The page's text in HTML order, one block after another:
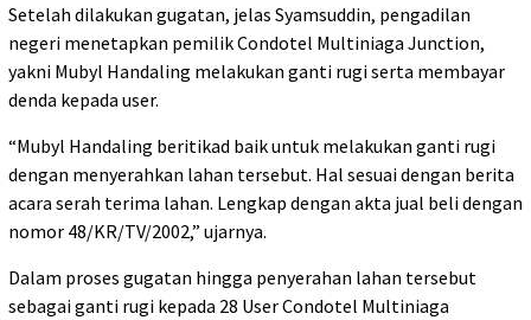
Setelah dilakukan gugatan, jelas Syamsuddin, pengadilan
negeri menetapkan pemilik Condotel Multiniaga Junction,
yakni Mubyl Handaling melakukan ganti rugi serta membayar
denda kepada user.
“Mubyl Handaling beritikad baik untuk melakukan ganti rugi
dengan menyerahkan lahan tersebut. Hal sesuai dengan berita
acara serah terima lahan. Lengkap dengan akta jual beli dengan
nomor 48/KR/TV/2002,” ujarnya.
Dalam proses gugatan hingga penyerahan lahan tersebut
sebagai ganti rugi kepada 28 User Condotel Multiniaga